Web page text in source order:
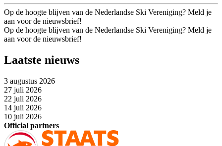
Op de hoogte blijven van de Nederlandse Ski Vereniging? Meld je
aan voor de nieuwsbrief!
Op de hoogte blijven van de Nederlandse Ski Vereniging? Meld je
aan voor de nieuwsbrief!
Laatste nieuws
3 augustus 2026
27 juli 2026
22 juli 2026
14 juli 2026
10 juli 2026
Official partners